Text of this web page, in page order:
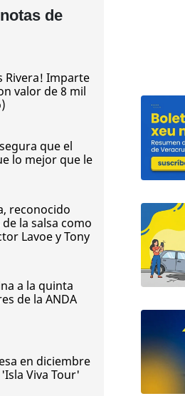
de
Rivera! Imparte
valor de 8 mil
que el
lo mejor que le
reconocido
la salsa como
Lavoe y Tony
a la quinta
de la ANDA
en diciembre
Viva Tour'